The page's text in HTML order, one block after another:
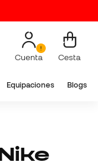
Cuenta Cesta
Equipaciones Blogs